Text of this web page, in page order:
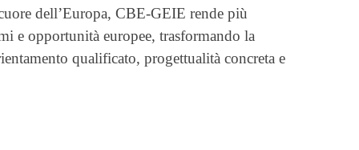
dell’Europa, CBE-GEIE rende più
e opportunità europee, trasformando la
qualificato, progettualità concreta e